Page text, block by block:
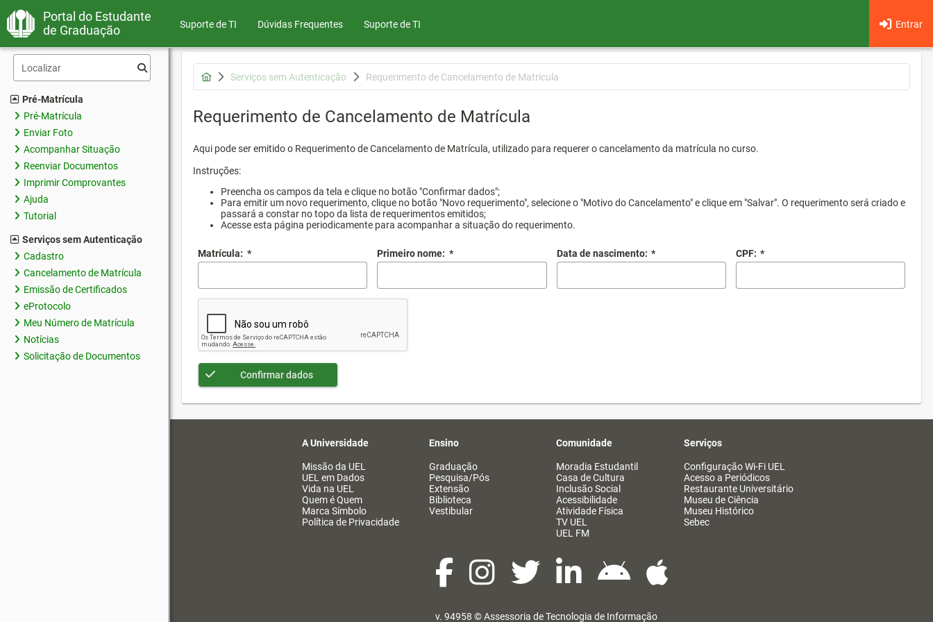
Portal do Estudante
de Graduação
Suporte de TI Dúvidas Frequentes Entrar
Suporte de TI
Pré-Matrícula
Pré-Matrícula
Enviar Foto
Acompanhar Situação
Reenviar Documentos
Imprimir Comprovantes
Ajuda
Tutorial
Serviços sem Autenticação
Cadastro
Cancelamento de Matrícula
Emissão de Certificados
eProtocolo
Meu Número de Matrícula
Notícias
Solicitação de Documentos
Serviços sem Autenticação Requerimento de Cancelamento de Matrícula
Requerimento de Cancelamento de Matrícula
Aqui pode ser emitido o Requerimento de Cancelamento de Matrícula, utilizado para requerer o cancelamento da matrícula no curso.
Instruções:
Preencha os campos da tela e clique no botão "Confirmar dados";
Para emitir um novo requerimento, clique no botão "Novo requerimento", selecione o "Motivo do Cancelamento" e clique em "Salvar". O requerimento será criado e
passará a constar no topo da lista de requerimentos emitidos;
Acesse esta página periodicamente para acompanhar a situação do requerimento.
Matrícula: * Primeiro nome: * Data de nascimento: * CPF: *
Confirmar dados
A Universidade
Missão da UEL
UEL em Dados
Vida na UEL
Quem é Quem
Marca Símbolo
Política de Privacidade
Ensino
Graduação
Pesquisa/Pós
Extensão
Biblioteca
Vestibular
Comunidade
Moradia Estudantil
Casa de Cultura
Inclusão Social
Acessibilidade
Atividade Física
TV UEL
UEL FM
Serviços
Configuração Wi-Fi UEL
Acesso a Periódicos
Restaurante Universitário
Museu de Ciência
Museu Histórico
Sebec
v. 94958 ©Assessoria de Tecnologia de Informação